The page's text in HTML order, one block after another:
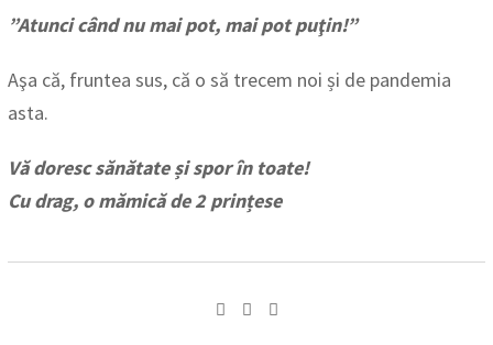
”Atunci când nu mai pot, mai pot puţin!”
Aşa că, fruntea sus, că o să trecem noi și de pandemia
asta.
Vă doresc sănătate și spor în toate!
Cu drag, o mămică de 2 prințese
Pinterest